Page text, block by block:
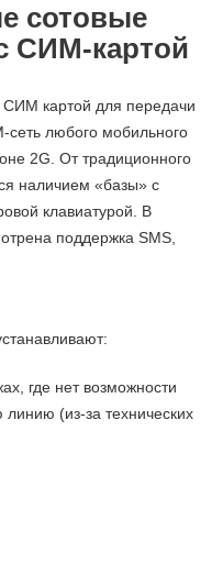
сотовые
СИМ-картой
картой для передачи
сеть любого мобильного
2G. От традиционного
наличием «базы» с
клавиатурой. В
поддержка SMS,
где нет возможности
(из-за технических